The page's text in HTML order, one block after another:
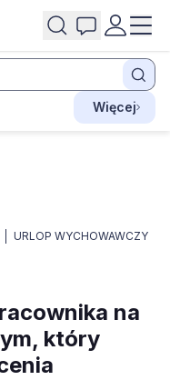
Więcej
URLOP WYCHOWAWCZY
na
który